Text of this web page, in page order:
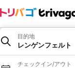
目的地
レンゲンフェルト
チェックイン/アウト